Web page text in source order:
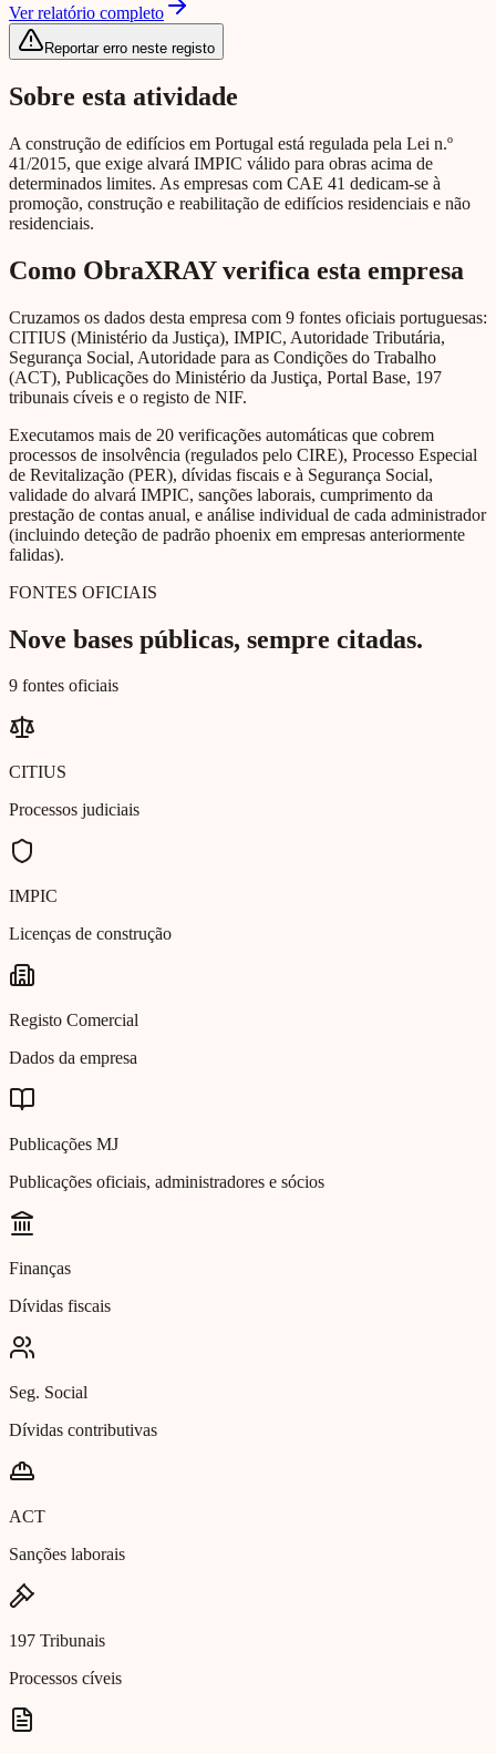
Ver relatório completo
Reportar erro neste registo
Sobre esta atividade
A construção de edifícios em Portugal está regulada pela Lei n.º
41/2015, que exige alvará IMPIC válido para obras acima de
determinados limites. As empresas com CAE 41 dedicam-se à
promoção, construção e reabilitação de edifícios residenciais e não
residenciais.
Como ObraXRAY verifica esta empresa
Cruzamos os dados desta empresa com 9 fontes oficiais portuguesas:
CITIUS (Ministério da Justiça), IMPIC, Autoridade Tributária,
Segurança Social, Autoridade para as Condições do Trabalho
(ACT), Publicações do Ministério da Justiça, Portal Base, 197
tribunais cíveis e o registo de NIF.
Executamos mais de 20 verificações automáticas que cobrem
processos de insolvência (regulados pelo CIRE), Processo Especial
de Revitalização (PER), dívidas fiscais e à Segurança Social,
validade do alvará IMPIC, sanções laborais, cumprimento da
prestação de contas anual, e análise individual de cada administrador
(incluindo deteção de padrão phoenix em empresas anteriormente
falidas).
FONTES OFICIAIS
Nove bases públicas, sempre citadas.
9 fontes oficiais
CITIUS
Processos judiciais
IMPIC
Licenças de construção
Registo Comercial
Dados da empresa
Publicações MJ
Publicações oficiais, administradores e sócios
Finanças
Dívidas fiscais
Seg. Social
Dívidas contributivas
ACT
Sanções laborais
197 Tribunais
Processos cíveis